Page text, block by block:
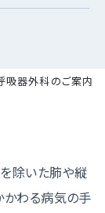
吸器外科のご案内
除いた肺や縦
かわる病気の手